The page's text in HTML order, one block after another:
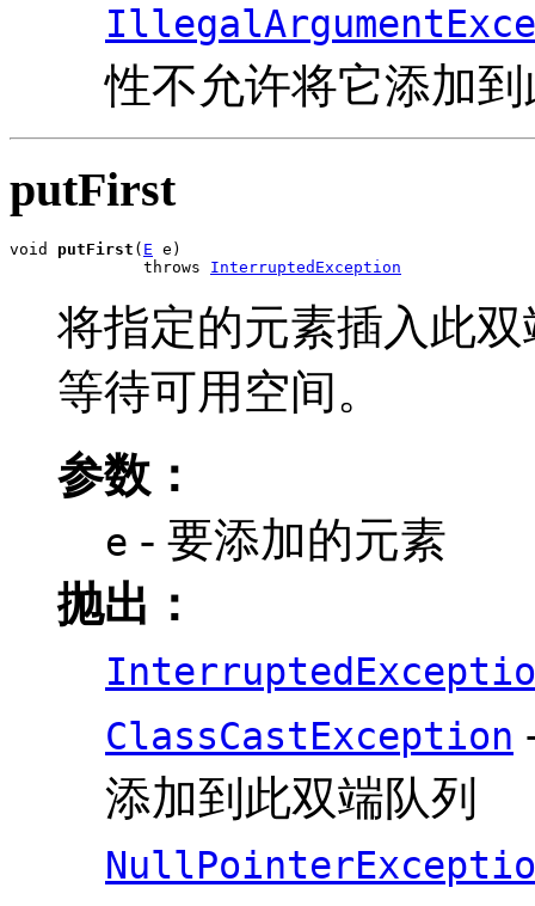
性不允许将它添加
putFirst
void putFirst ( E e)
              throws
InterruptedException
将指定的元素插入此
等待可用空间。
参数：
e - 要添加的元素
抛出：
ClassCastException
添加到此双端队列